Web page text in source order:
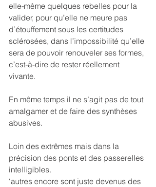
elle-même quelques rebelles pour la
valider, pour qu’elle ne meure pas
d’étouffement sous les certitudes
sclérosées, dans l’impossibilité qu’elle
sera de pouvoir renouveler ses formes,
c’est-à-dire de rester réellement
vivante.
En même temps il ne s’agit pas de tout
amalgamer et de faire des synthèses
abusives.
Loin des extrêmes mais dans la
précision des ponts et des passerelles
intelligibles.
‘autres encore sont juste devenus des